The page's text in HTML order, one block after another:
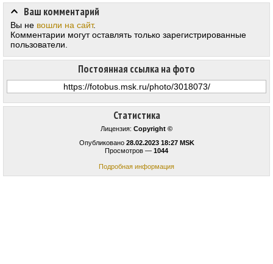
Статистика
Лицензия: Copyright ©
Опубликовано 28.02.2023 18:27 MSK
Просмотров — 1044
Подробная информация
Постоянная ссылка на фото
Ваш комментарий
Вы не вошли на сайт.
Комментарии могут оставлять только зарегистрированные
пользователи.